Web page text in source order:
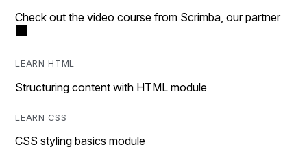
Check out the video course from Scrimba, our partner
LEARN HTML
Structuring content with HTML module
LEARN CSS
CSS styling basics module